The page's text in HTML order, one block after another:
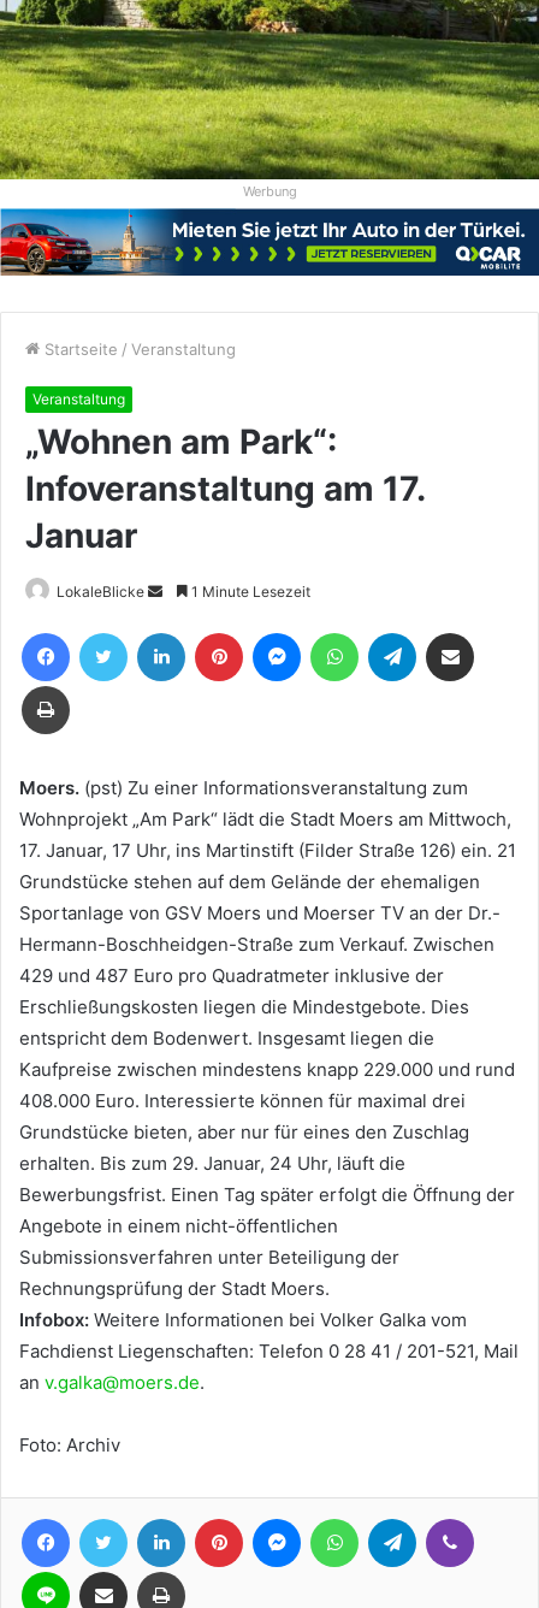
Werbung
Startseite / Veranstaltung
Veranstaltung
„Wohnen am Park“:
Infoveranstaltung am 17.
Januar
LokaleBlicke
Sende
eine
E-
1 Minute Lesezeit
FacebookTwitter LinkedIn Pinterest MessengerWhatsAppTelegram
Drucken
Moers. (pst) Zu einer Informationsveranstaltung zum
Wohnprojekt „Am Park“ lädt die Stadt Moers am Mittwoch,
17. Januar, 17 Uhr, ins Martinstift (Filder Straße 126) ein. 21
Grundstücke stehen auf dem Gelände der ehemaligen
Sportanlage von GSV Moers und Moerser TV an der Dr.-
Hermann-Boschheidgen-Straße zum Verkauf. Zwischen
429 und 487 Euro pro Quadratmeter inklusive der
Erschließungskosten liegen die Mindestgebote. Dies
entspricht dem Bodenwert. Insgesamt liegen die
Kaufpreise zwischen mindestens knapp 229.000 und rund
408.000 Euro. Interessierte können für maximal drei
Grundstücke bieten, aber nur für eines den Zuschlag
erhalten. Bis zum 29. Januar, 24 Uhr, läuft die
Bewerbungsfrist. Einen Tag später erfolgt die Öffnung der
Angebote in einem nicht-öffentlichen
Submissionsverfahren unter Beteiligung der
Rechnungsprüfung der Stadt Moers.
Infobox: Weitere Informationen bei Volker Galka vom
Fachdienst Liegenschaften: Telefon 0 28 41 / 201-521, Mail
an v.galka@moers.de.
Foto: Archiv
FacebookTwitter LinkedIn Pinterest MessengerWhatsAppTelegram
Line Teile per E-Mail Drucken